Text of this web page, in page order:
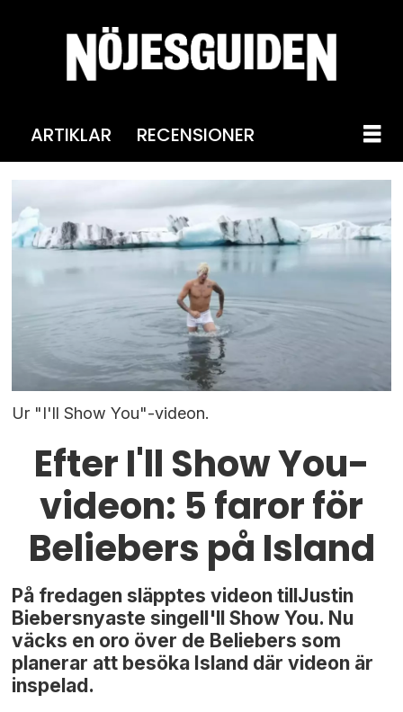
ARTIKLAR RECENSIONER
Ur "I'll Show You"-videon.
Efter I'll Show You-
videon: 5 faror för
Beliebers på Island
På fredagen släpptes videon tillJustin
Biebersnyaste singelI'll Show You. Nu
väcks en oro över de Beliebers som
planerar att besöka Island där videon är
inspelad.